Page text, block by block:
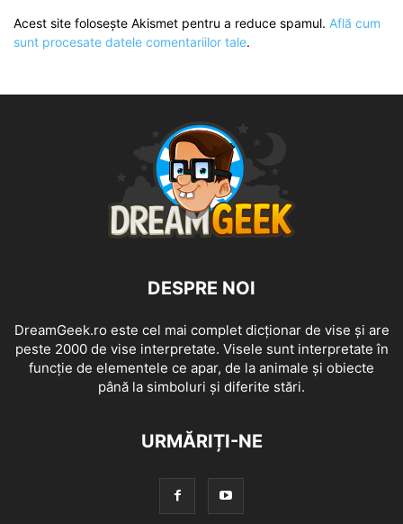
Acest site folosește Akismet pentru a reduce spamul. Află cum
sunt procesate datele comentariilor tale.
DESPRE NOI
DreamGeek.ro este cel mai complet dicționar de vise și are
peste 2000 de vise interpretate. Visele sunt interpretate în
funcție de elementele ce apar, de la animale și obiecte
până la simboluri și diferite stări.
URMĂRIȚI-NE